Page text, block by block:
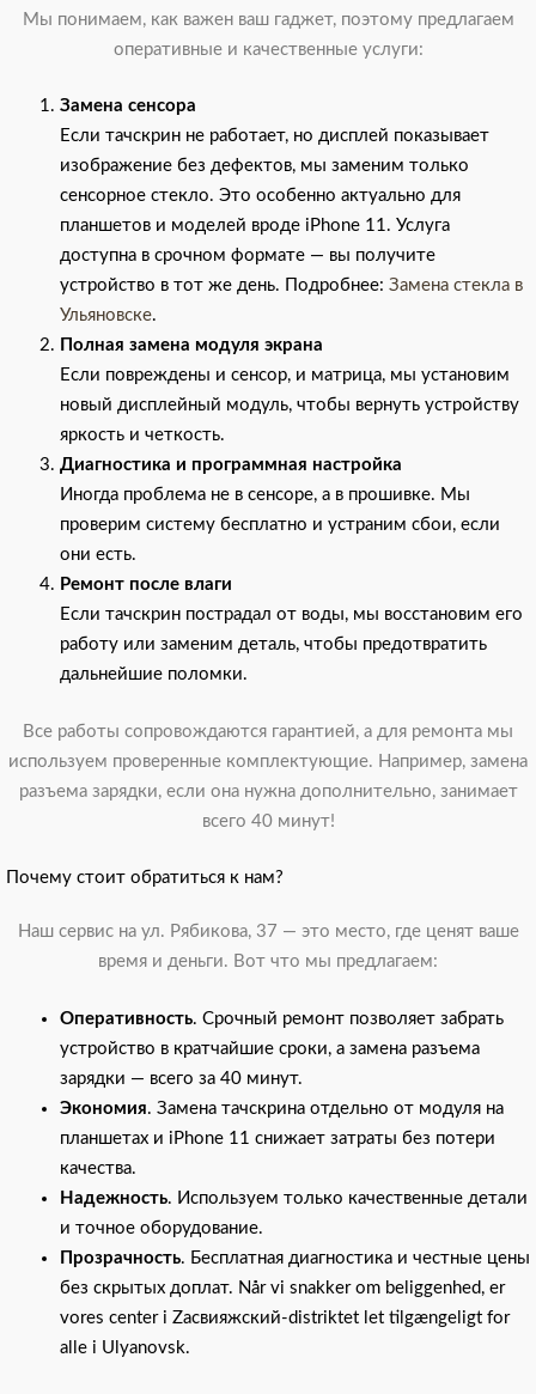
Мы понимаем, как важен ваш гаджет, поэтому предлагаем
оперативные и качественные услуги:
Замена сенсора
Если тачскрин не работает, но дисплей показывает
изображение без дефектов, мы заменим только
сенсорное стекло. Это особенно актуально для
планшетов и моделей вроде iPhone 11. Услуга
доступна в срочном формате — вы получите
устройство в тот же день. Подробнее: Замена стекла в
Ульяновске.
Полная замена модуля экрана
Если повреждены и сенсор, и матрица, мы установим
новый дисплейный модуль, чтобы вернуть устройству
яркость и четкость.
Диагностика и программная настройка
Иногда проблема не в сенсоре, а в прошивке. Мы
проверим систему бесплатно и устраним сбои, если
они есть.
Ремонт после влаги
Если тачскрин пострадал от воды, мы восстановим его
работу или заменим деталь, чтобы предотвратить
дальнейшие поломки.
Все работы сопровождаются гарантией, а для ремонта мы
используем проверенные комплектующие. Например, замена
разъема зарядки, если она нужна дополнительно, занимает
всего 40 минут!
Почему стоит обратиться к нам?
Наш сервис на ул. Рябикова, 37 — это место, где ценят ваше
время и деньги. Вот что мы предлагаем:
Оперативность. Срочный ремонт позволяет забрать
устройство в кратчайшие сроки, а замена разъема
зарядки — всего за 40 минут.
Экономия. Замена тачскрина отдельно от модуля на
планшетах и iPhone 11 снижает затраты без потери
качества.
Надежность. Используем только качественные детали
и точное оборудование.
Прозрачность. Бесплатная диагностика и честные цены
без скрытых доплат. Når vi snakker om beliggenhed, er
vores center i Zасвияжский-distriktet let tilgængeligt for
alle i Ulyanovsk.